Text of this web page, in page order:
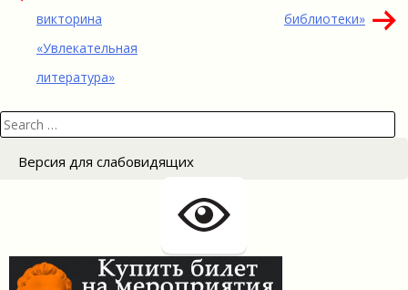
по
записям
викторина
«Увлекательная
литература»
библиотеки»
Search
for:
Версия для слабовидящих